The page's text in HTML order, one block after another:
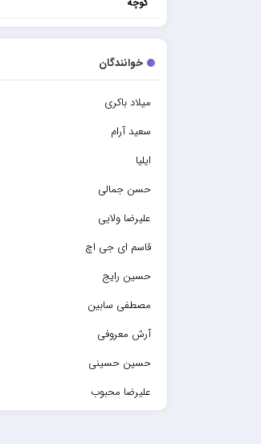
خوانندگان
میلاد باکری
سعید آرام
ایلیا
حسن جمالی
علیرضا ولایی
قاسم ای جی اچ
حسین رایج
مصطفی سابین
آرش معروفی
حسین حسینی
علیرضا محبوب